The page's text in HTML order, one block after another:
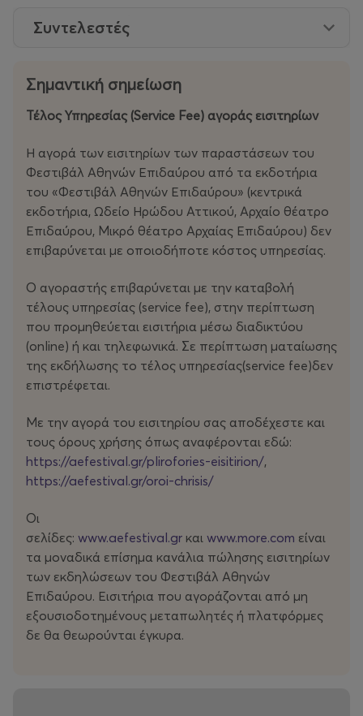
που μας μεταφέρει στην πατρίδα των παιδικών μας
Μετά το Cuckoo (2017), το δεύτερο μέρος της
τριλογίας Hamartia, όπου διερεύνησε τον
μακροπρόθεσμο αντίκτυπο του ιμπεριαλισμού στην
Ανατολική Ασία, ο Νοτιοκορεάτης θεατρικός
δημιουργός και συνθέτης Τζάχα Κου επιστρέφει
στο Φεστιβάλ με τη νεότερη δημιουργία του. Σε ένα
υβριδικό περιβάλλον που συνδυάζει μουσική,
τεχνολογίες αιχμής, πρωτοποριακά βίντεο και
ψηφιακούς ερμηνευτές, ο καλλιτέχνης στοχάζεται πάνω
στην πολιτισμική αφομοίωση / κονιορτοποίηση με όλες
τις συγκρούσεις και τα παράδοξά της. Σε μια
πρωτοποριακή παράσταση που ερεθίζει όλες τις
αισθήσεις, ο Κου μας ​​‘σερβίρει’ κομμάτια ζωής
μαριναρισμένα σε γλυκόξινη μελαγχολία.
Συντελεστές
Σημαντική σημείωση
Τέλος Υπηρεσίας (Service Fee) αγοράς εισιτηρίων
Η αγορά των εισιτηρίων των παραστάσεων του
Φεστιβάλ Αθηνών Επιδαύρου από τα εκδοτήρια
του «Φεστιβάλ Αθηνών Επιδαύρου» (κεντρικά
εκδοτήρια, Ωδείο Ηρώδου Αττικού, Αρχαίο θέατρο
Επιδαύρου, Μικρό θέατρο Αρχαίας Επιδαύρου) δεν
επιβαρύνεται με οποιοδήποτε κόστος υπηρεσίας.
Ο αγοραστής επιβαρύνεται με την καταβολή
τέλους υπηρεσίας (service fee), στην περίπτωση
που προμηθεύεται εισιτήρια μέσω διαδικτύου
(οnline) ή και τηλεφωνικά. Σε περίπτωση ματαίωσης
της εκδήλωσης το τέλος υπηρεσίας(service fee)δεν
επιστρέφεται.
Με την αγορά του εισιτηρίου σας αποδέχεστε και
τους όρους χρήσης όπως αναφέρονται εδώ:
https://aefestival.gr/plirofories-eisitirion/,
https://aefestival.gr/oroi-chrisis/
Οι
σελίδες: www.aefestival.gr και www.more.com είναι
τα μοναδικά επίσημα κανάλια πώλησης εισιτηρίων
των εκδηλώσεων του Φεστιβάλ Αθηνών
Επιδαύρου. Εισιτήρια που αγοράζονται από μη
εξουσιοδοτημένους μεταπωλητές ή πλατφόρμες
δε θα θεωρούνται έγκυρα.